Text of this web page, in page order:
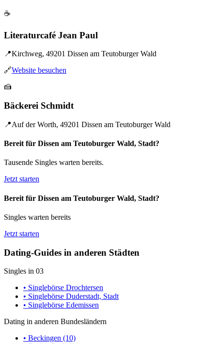
☕
Literaturcafé Jean Paul
📍Kirchweg, 49201 Dissen am Teutoburger Wald
🔗Website besuchen
🍰
Bäckerei Schmidt
📍Auf der Worth, 49201 Dissen am Teutoburger Wald
Bereit für Dissen am Teutoburger Wald, Stadt?
Tausende Singles warten bereits.
Jetzt starten
Bereit für Dissen am Teutoburger Wald, Stadt?
Singles warten bereits
Jetzt starten
Dating-Guides in anderen Städten
Singles in 03
• Singlebörse Drochtersen
• Singlebörse Duderstadt, Stadt
• Singlebörse Edemissen
Dating in anderen Bundesländern
• Beckingen (10)